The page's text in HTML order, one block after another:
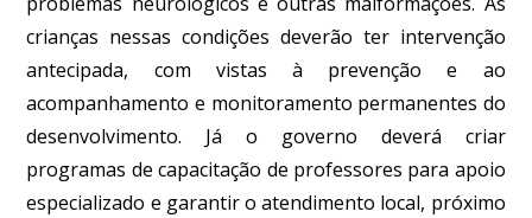
crianças nessas condições deverão ter intervenção
antecipada, com vistas à prevenção e ao
acompanhamento e monitoramento permanentes do
desenvolvimento. Já o governo deverá criar
programas de capacitação de professores para apoio
especializado e garantir o atendimento local, próximo